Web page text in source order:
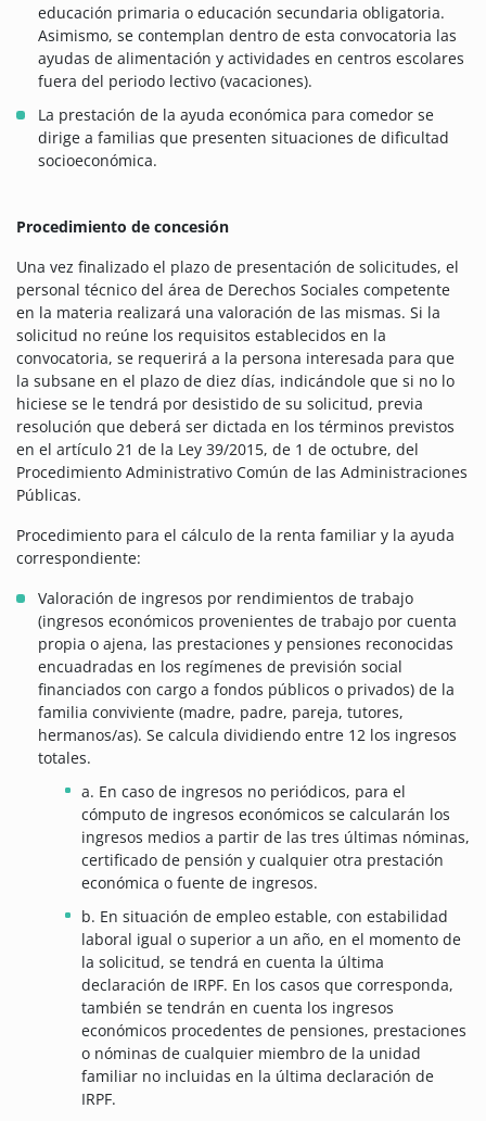
educación primaria o educación secundaria obligatoria.
Asimismo, se contemplan dentro de esta convocatoria las
ayudas de alimentación y actividades en centros escolares
fuera del periodo lectivo (vacaciones).
La prestación de la ayuda económica para comedor se
dirige a familias que presenten situaciones de dificultad
socioeconómica.
Procedimiento de concesión
Una vez finalizado el plazo de presentación de solicitudes, el
personal técnico del área de Derechos Sociales competente
en la materia realizará una valoración de las mismas. Si la
solicitud no reúne los requisitos establecidos en la
convocatoria, se requerirá a la persona interesada para que
la subsane en el plazo de diez días, indicándole que si no lo
hiciese se le tendrá por desistido de su solicitud, previa
resolución que deberá ser dictada en los términos previstos
en el artículo 21 de la Ley 39/2015, de 1 de octubre, del
Procedimiento Administrativo Común de las Administraciones
Públicas.
Procedimiento para el cálculo de la renta familiar y la ayuda
correspondiente:
Valoración de ingresos por rendimientos de trabajo
(ingresos económicos provenientes de trabajo por cuenta
propia o ajena, las prestaciones y pensiones reconocidas
encuadradas en los regímenes de previsión social
financiados con cargo a fondos públicos o privados) de la
familia conviviente (madre, padre, pareja, tutores,
hermanos/as). Se calcula dividiendo entre 12 los ingresos
totales.
a. En caso de ingresos no periódicos, para el
cómputo de ingresos económicos se calcularán los
ingresos medios a partir de las tres últimas nóminas,
certificado de pensión y cualquier otra prestación
económica o fuente de ingresos.
b. En situación de empleo estable, con estabilidad
laboral igual o superior a un año, en el momento de
la solicitud, se tendrá en cuenta la última
declaración de IRPF. En los casos que corresponda,
también se tendrán en cuenta los ingresos
económicos procedentes de pensiones, prestaciones
o nóminas de cualquier miembro de la unidad
familiar no incluidas en la última declaración de
IRPF.